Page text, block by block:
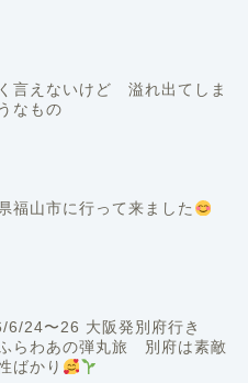
言えないけど 溢れ出てしま
なもの
福山市に行って来ました
6/24〜26 大阪発別府行き
らわあの弾丸旅 別府は素敵
ばかり